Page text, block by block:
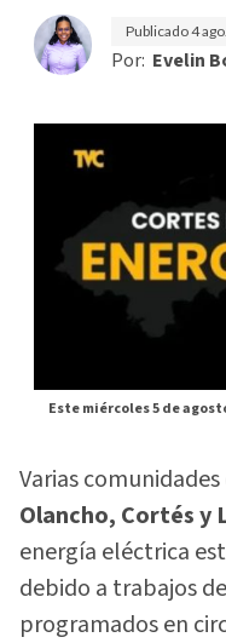
Publicado4
Por: Evelin
Este miércoles 5 de
Varias comunidades
Olancho, Cortés y
energía eléctrica
debido a trabajos
programados en